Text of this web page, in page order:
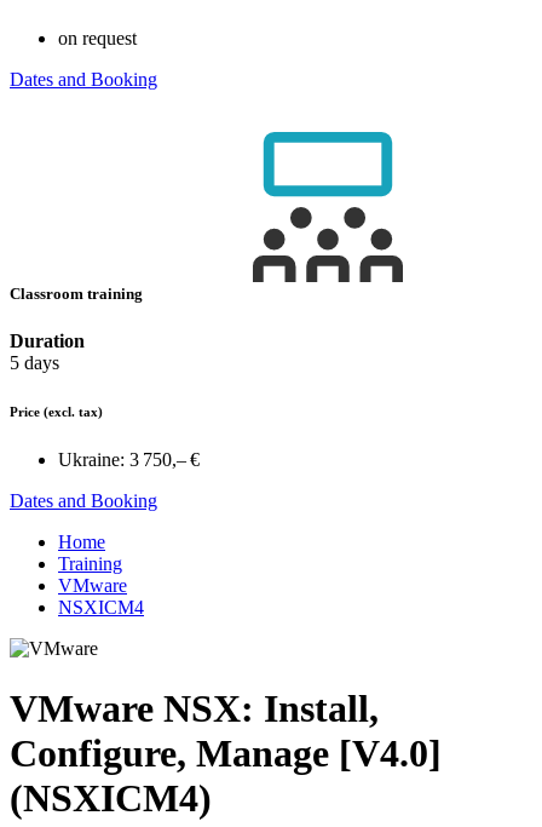
on request
Dates and Booking
Classroom training
Duration
5 days
Price (excl. tax)
Ukraine: 3 750,– €
Dates and Booking
Home
Training
VMware
NSXICM4
VMware NSX: Install,
Configure, Manage [V4.0]
(NSXICM4)